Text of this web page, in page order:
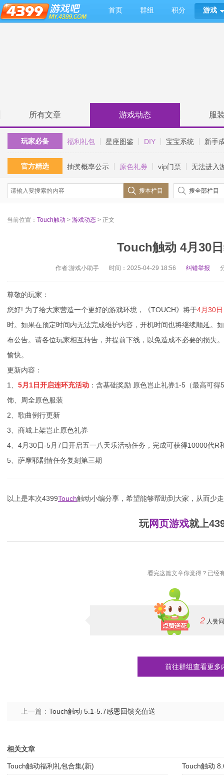
首页 群组 积分 游戏
所有文章 游戏动态 服
玩家必备 福利礼包 星座图鉴 DIY 宝宝系统 新手
官方精选 抽奖概率公示 原色礼券 vip门票 无法进入
搜本栏目 搜全部栏目
当前位置： Touch触动 > 游戏动态 > 正文
Touch触动 4月30
作者:游戏小助手 时间：2025-04-29 18:56 纠错举报
尊敬的玩家：
您好! 为了给大家营造一个更好的游戏环境，《TOUCH》将于4月30
时。如果在预定时间内无法完成维护内容，开机时间也将继续顺延。
布公告。请各位玩家相互转告，并提前下线，以免造成不必要的损失
愉快。
更新内容：
1、 5月1日开启连环充活动 ：含基础奖励 原色岂止礼券1-5（最高可
饰、周全原色服装
2、歌曲例行更新
3、商城上架岂止原色礼券
4、4月30日-5月7日开启五一八天乐活动任务，完成可获得10000代R
5、萨摩耶剧情任务复刻第三期
以上是本次4399Touch触动小编分享，希望能够帮助到大家，从而少
玩网页游戏就上
看完这篇文章你觉得？已经
2 人赞同
前往群组查看更多
上一篇： Touch触动 5.1-5.7感恩回馈充值送
相关文章
Touch触动福利礼包合集(新) Touch触动